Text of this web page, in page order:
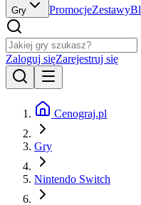
Gry PromocjeZestawy
Zaloguj sięZarejestruj się
Cenograj.pl
Gry
Nintendo Switch